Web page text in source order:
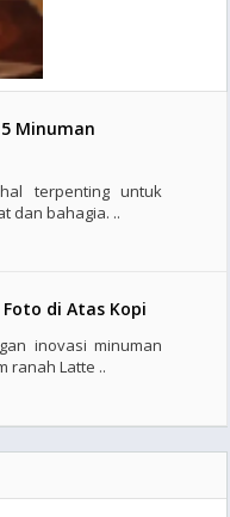
Minuman
terpenting untuk
dan bahagia. ..
di Atas Kopi
inovasi minuman
ranah Latte ..